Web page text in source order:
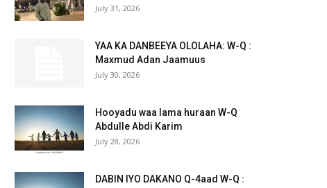
July 31, 2026
YAA KA DANBEEYA OLOLAHA: W-Q :
Maxmud Adan Jaamuus
July 30, 2026
Hooyadu waa lama huraan W-Q
Abdulle Abdi Karim
July 28, 2026
DABIN IYO DAKANO Q-4aad W-Q :